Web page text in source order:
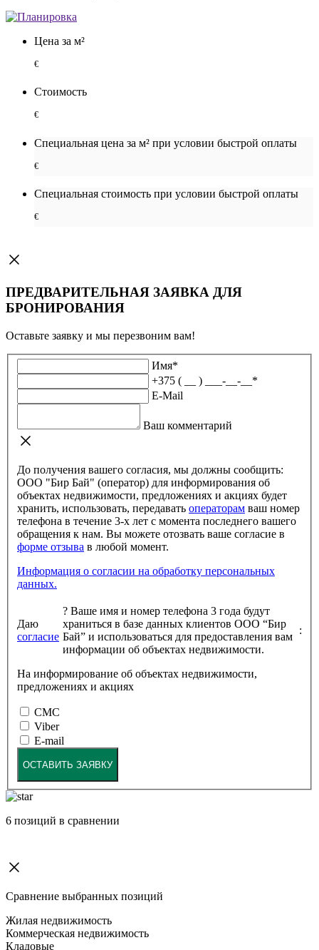
Цена за м²
€
Стоимость
€
Специальная цена за м² при условии быстрой оплаты
€
Специальная cтоимость при условии быстрой оплаты
€
ПРЕДВАРИТЕЛЬНАЯ ЗАЯВКА ДЛЯ
БРОНИРОВАНИЯ
Оставьте заявку и мы перезвоним вам!
Имя*
+375 ( __ ) ___-__-__ *
E-Mail
Ваш комментарий
До получения вашего согласия, мы должны сообщить:
ООО "Бир Бай" (оператор) для информирования об
объектах недвижимости, предложениях и акциях будет
хранить, использовать, передавать операторам
телефона в течение 3-х лет с момента последнего вашего
обращения к нам. Вы можете отозвать ваше согласие в
форме отзыва
в любой момент.
Информация о согласии на обработку персональных
данных.
Даю
согласие
? Ваше имя и номер телефона 3 года будут
храниться в базе данных клиентов ООО “Бир
Бай” и использоваться для предоставления вам
информации об объектах недвижимости.
:
На информирование об объектах недвижимости,
предложениях и акциях
СМС
Viber
E-mail
ОСТАВИТЬ ЗАЯВКУ
6 позиций в сравнении
Сравнение выбранных позиций
Жилая недвижимость
Коммерческая недвижимость
Кладовые